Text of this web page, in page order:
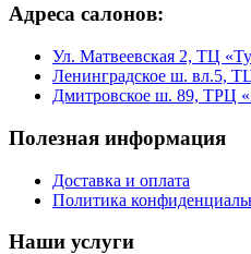
Адреса салонов:
Ул. Матвеевская 2, ТЦ
Ленинградское ш. вл.5,
Дмитровское ш. 89, ТРЦ
Полезная информация
Доставка и оплата
Политика
Наши услуги